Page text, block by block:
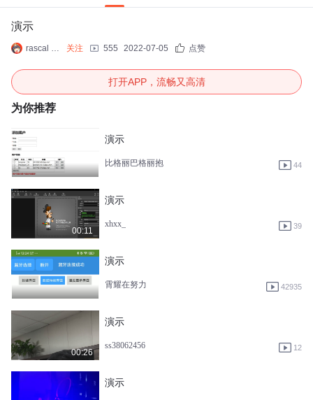
演示
rascal yang 关注 555 2022-07-05 点赞
打开APP，流畅又高清
为你推荐
演示
比格丽巴格丽抱 44
00:11
演示
xhxx_ 39
演示
霄耀在努力 42935
00:26
演示
ss38062456 12
演示